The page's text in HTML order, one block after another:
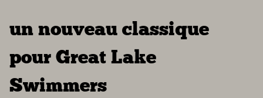
un nouveau classique
pour Great Lake
Swimmers